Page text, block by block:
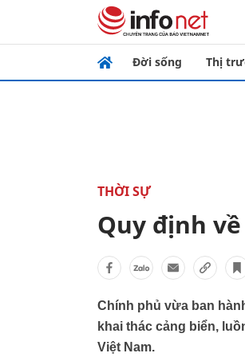
Đời sống Thị
THỜI SỰ
Quy định
Chính phủ vừa ban
khai thác cảng biển,
Việt Nam.